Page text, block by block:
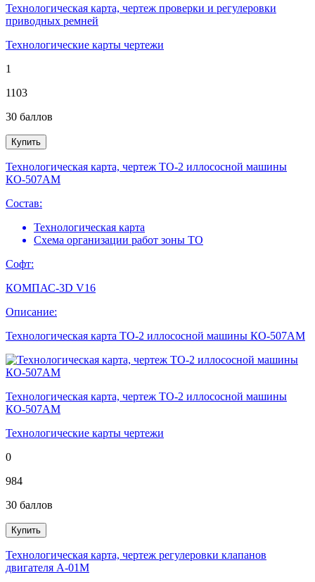
Технологическая карта, чертеж проверки и регулеровки
приводных ремней
Технологические карты чертежи
1
1103
30 баллов
Купить
Технологическая карта, чертеж ТО-2 иллососной машины
КО-507АМ
Состав:
Технологическая карта
Схема организации работ зоны ТО
Софт:
КОМПАС-3D V16
Описание:
Технологическая карта ТО-2 иллососной машины КО-507АМ
Технологическая карта, чертеж ТО-2 иллососной машины
КО-507АМ
Технологические карты чертежи
0
984
30 баллов
Купить
Технологическая карта, чертеж регулеровки клапанов
двигателя А-01М